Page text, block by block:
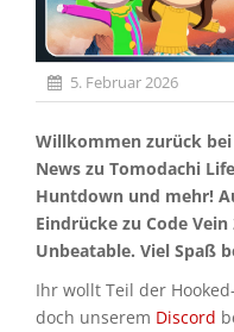
5. Februar 2026
Willkommen zurück
News zu Tomodachi
Huntdown und mehr!
Eindrücke zu Code
Unbeatable. Viel Spaß
Ihr wollt Teil der
doch unserem Discord